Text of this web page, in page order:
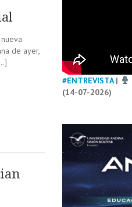
de ayer,
#ENTREVISTA|
(14-07-2026)